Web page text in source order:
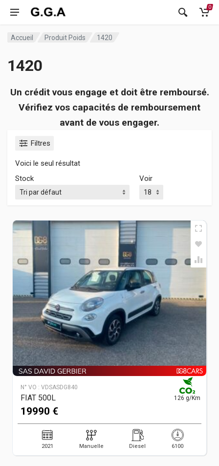
0
Accueil Produit Poids 1420
1420
Un crédit vous engage et doit être remboursé.
Vérifiez vos capacités de remboursement
avant de vous engager.
Filtres
Voici le seul résultat
Stock
Voir
N° VO : VDSASDG840
FIAT 500L 126 g/Km
19990 €
2021 Manuelle Diesel 6100